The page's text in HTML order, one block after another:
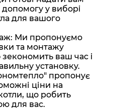
допомогу у виборі
для вашого
Ми пропонуємо
та монтажу
ваш час і
установку.
пропонує
ціни на
що робить
для вас.